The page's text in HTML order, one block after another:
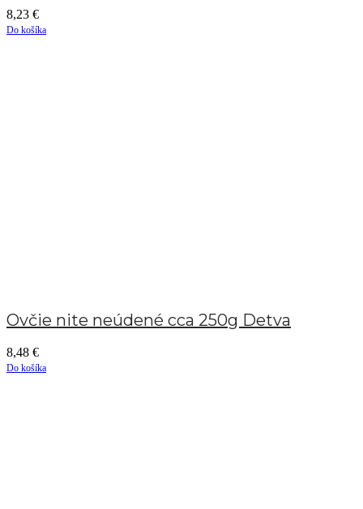
8,23 €
Do košíka
Ovčie nite neúdené cca 250g Detva
8,48 €
Do košíka